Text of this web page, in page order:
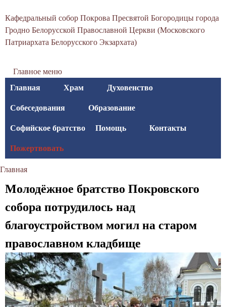
основному
в
я
о
к
р
о
в
с
к
и
й
к
Кафедральный собор Покрова Пресвятой Богородицы города
Гродно Белорусской Православной Церкви (Московского
Патриархата Белорусского Экзархата)
Главное меню
Главная
Храм Духовенство
Собеседования Образование
Софийское братство Помощь Контакты
Пожертвовать
здесь
Главная
Молодёжное братство Покровского
собора потрудилось над
благоустройством могил на старом
православном кладбище